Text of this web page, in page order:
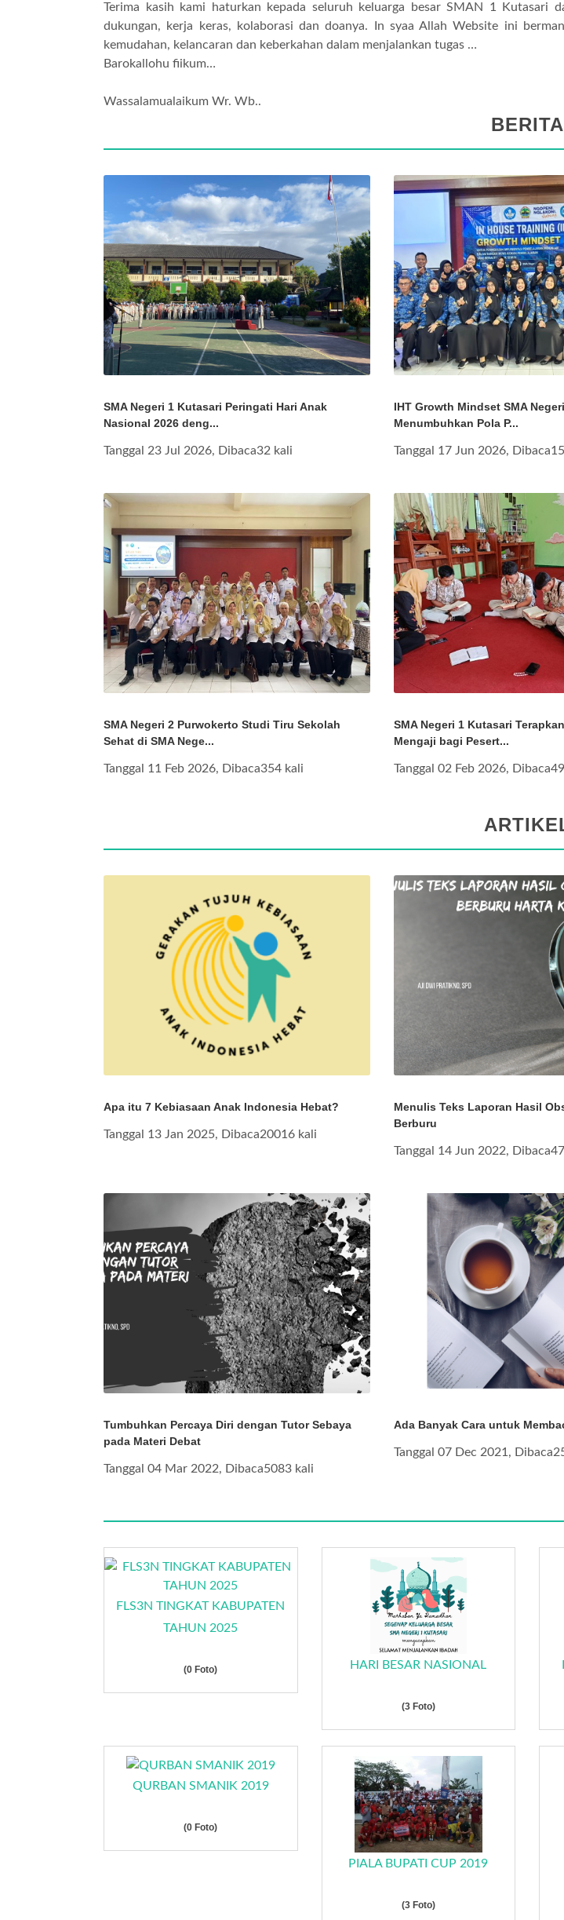
Terima kasih kami haturkan kepada seluruh keluarga besar SMAN 1 Kutasari
dukungan, kerja keras, kolaborasi dan doanya. In syaa Allah Website ini
kemudahan, kelancaran dan keberkahan dalam menjalankan tugas …
Barokallohu fiikum…
Wassalamualaikum Wr. Wb..
BERITA
SMA Negeri 1 Kutasari Peringati Hari Anak
Nasional 2026 deng...
Tanggal 23 Jul 2026, Dibaca32 kali
IHT Growth Mindset SMA
Menumbuhkan Pola P...
Tanggal 17 Jun 2026,
SMA Negeri 2 Purwokerto Studi Tiru Sekolah
Sehat di SMA Nege...
Tanggal 11 Feb 2026, Dibaca354 kali
SMA Negeri 1 Kutasari
Mengaji bagi Pesert...
Tanggal 02 Feb 2026,
Apa itu 7 Kebiasaan Anak Indonesia Hebat?
Tanggal 13 Jan 2025, Dibaca20016 kali
Menulis Teks Laporan Hasil
Berburu
Tanggal 14 Jun 2022,
Tumbuhkan Percaya Diri dengan Tutor Sebaya
pada Materi Debat
Tanggal 04 Mar 2022, Dibaca5083 kali
Ada Banyak Cara untuk
Tanggal 07 Dec 2021,
FLS3N TINGKAT KABUPATEN
TAHUN 2025
(0 Foto) HARI BESAR NASIONAL
(3 Foto)
QURBAN SMANIK 2019
(0 Foto)
PIALA BUPATI CUP 2019
(3 Foto)